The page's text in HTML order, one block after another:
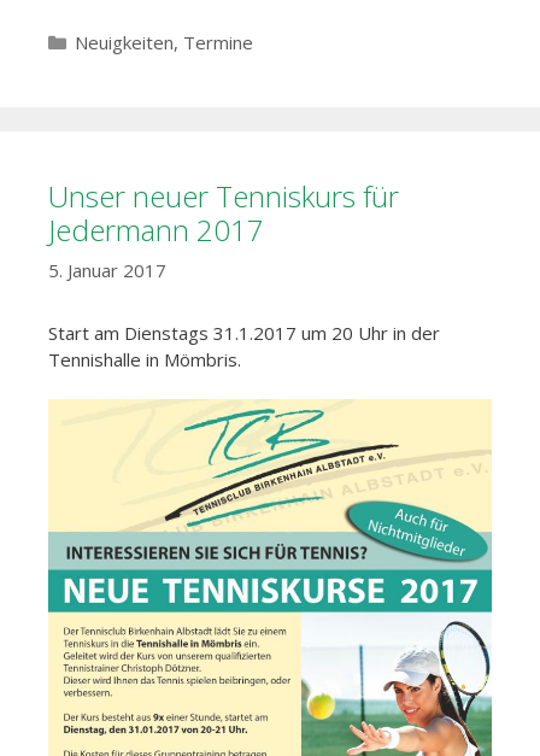
Kategorien
Neuigkeiten, Termine
Unser neuer Tenniskurs für
Jedermann 2017
5. Januar 2017
Start am Dienstags 31.1.2017 um 20 Uhr in der
Tennishalle in Mömbris.